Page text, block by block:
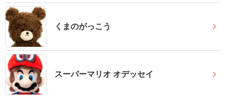
方）
利
くまのがっこう
スーパーマリオ オデッセイ